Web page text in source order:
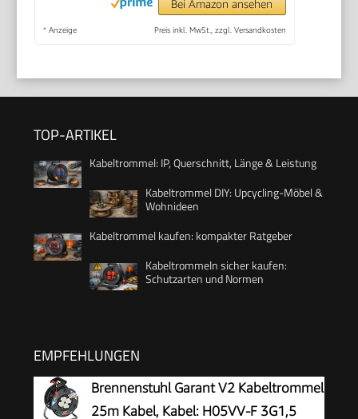
Bei Amazon ansehen
* Anzeige Preis inkl. MwSt., zzgl. Versandkosten
TOP-ARTIKEL
Kabeltrommel: IP, Querschnitt, Länge & Leistung
Kabeltrommel DIY: Upcycling-Möbel &
Wohnideen
Kabeltrommel kaufen: kompakter Ratgeber
Kabeltrommeln sicher kaufen:
Schutzarten und Normen
EMPFEHLUNGEN
Brennenstuhl Garant V2 Kabeltrommel
25m Kabel, Kabel: H05VV-F 3G1,5